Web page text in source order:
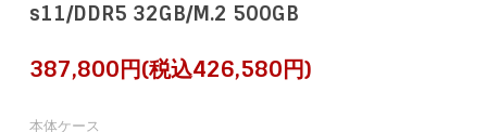
s11/DDR5 32GB/M.2 500GB
387,800円(税込426,580円)
本体ケース